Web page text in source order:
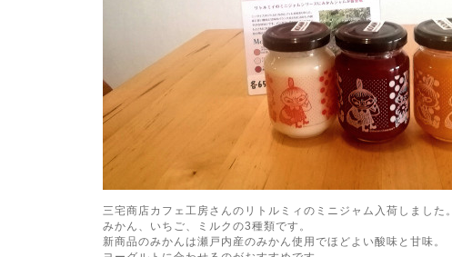
三宅商店カフェ工房さんのリトルミィのミニジャム入荷しました。
みかん、いちご、ミルクの3種類です。
新商品のみかんは瀬戸内産のみかん使用でほどよい酸味と甘味。